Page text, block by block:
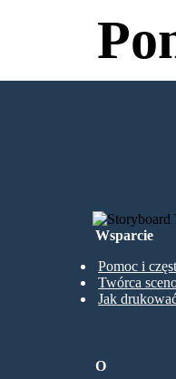
Bez
Wsparcie
Pomoc i
Twórca
Jak
O